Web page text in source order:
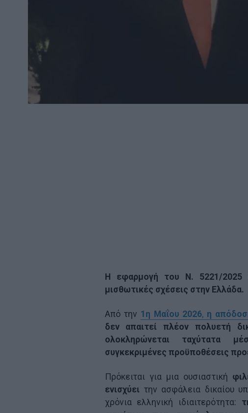
Η εφαρμογή του Ν. 5221/2025
μισθωτικές σχέσεις στην Ελλάδα.
Από την 1η Μαΐου 2026, η
δεν απαιτεί πλέον πολυετή
ολοκληρώνεται ταχύτατα
συγκεκριμένες προϋποθέσεις
Πρόκειται για μια ουσιαστική
ενισχύει την ασφάλεια δικαίου
χρόνια ελληνική ιδιαιτερότητα: